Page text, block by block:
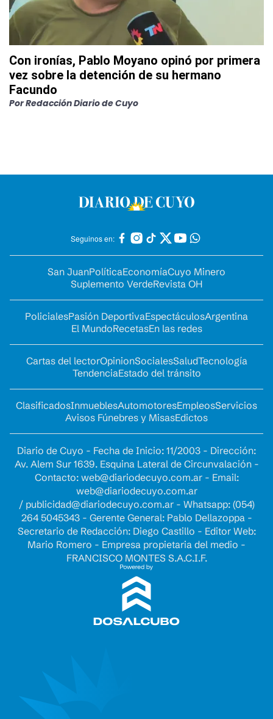
Con ironías, Pablo Moyano opinó por primera
vez sobre la detención de su hermano
Facundo
PorRedacción Diario de Cuyo
Seguinos en:
San JuanPolíticaEconomíaCuyo Minero
Suplemento VerdeRevista OH
PolicialesPasión DeportivaEspectáculosArgentina
El MundoRecetasEn las redes
Cartas del lectorOpinionSocialesSaludTecnología
TendenciaEstado del tránsito
ClasificadosInmueblesAutomotoresEmpleosServicios
Avisos Fúnebres y MisasEdictos
Diario de Cuyo - Fecha de Inicio: 11/2003 - Dirección:
Av. Alem Sur 1639. Esquina Lateral de Circunvalación -
Contacto: web@diariodecuyo.com.ar- Email:
web@diariodecuyo.com.ar
/ publicidad@diariodecuyo.com.ar- Whatsapp: (054)
264 5045343 - Gerente General: Pablo Dellazoppa -
Secretario de Redacción: Diego Castillo - Editor Web:
Mario Romero - Empresa propietaria del medio -
FRANCISCO MONTES S.A.C.I.F.